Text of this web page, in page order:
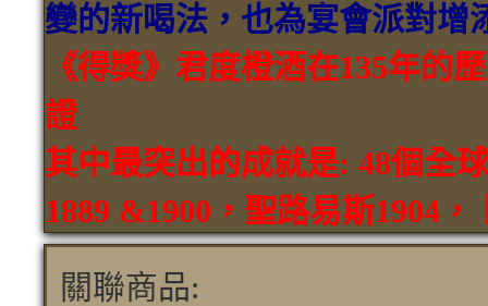
變的新喝法，也為宴會派對增
《得獎》君度橙酒在135年的
證
其中最突出的成就是: 48個全
1889 &1900，聖路易斯1904
關聯商品: